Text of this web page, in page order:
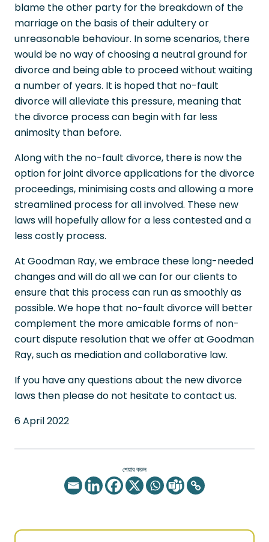
blame the other party for the breakdown of the
marriage on the basis of their adultery or
unreasonable behaviour. In some scenarios, there
would be no way of choosing a neutral ground for
divorce and being able to proceed without waiting
a number of years. It is hoped that no-fault
divorce will alleviate this pressure, meaning that
the divorce process can begin with far less
animosity than before.
Along with the no-fault divorce, there is now the
option for joint divorce applications for the divorce
proceedings, minimising costs and allowing a more
streamlined process for all involved. These new
laws will hopefully allow for a less contested and a
less costly process.
At Goodman Ray, we embrace these long-needed
changes and will do all we can for our clients to
ensure that this process can run as smoothly as
possible. We hope that no-fault divorce will better
complement the more amicable forms of non-
court dispute resolution that we offer at Goodman
Ray, such as mediation and collaborative law.
If you have any questions about the new divorce
laws then please do not hesitate to contact us.
6 April 2022
শেয়ার করুন